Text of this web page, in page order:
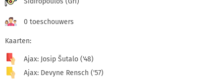
0 toeschouwers
Kaarten:
Ajax: Josip Šutalo ('48)
Ajax: Devyne Rensch ('57)